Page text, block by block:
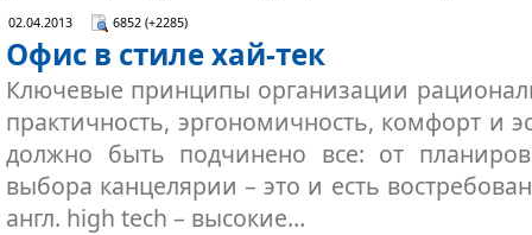
02.04.2013 6852 (+2285)
Офис в стиле хай-тек
Ключевые принципы организации
практичность, эргономичность, комфорт и
должно быть подчинено все: от
выбора канцелярии – это и есть
англ. high tech – высокие…